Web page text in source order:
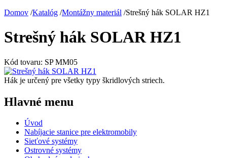
Domov /Katalóg /Montážny materiál /Strešný hák SOLAR HZ1
Strešný hák SOLAR HZ1
Kód tovaru: SP MM05
Hák je určený pre všetky typy škridlových striech.
Hlavné menu
Úvod
Nabíjacie stanice pre elektromobily
Sieťové systémy
Ostrovné systémy